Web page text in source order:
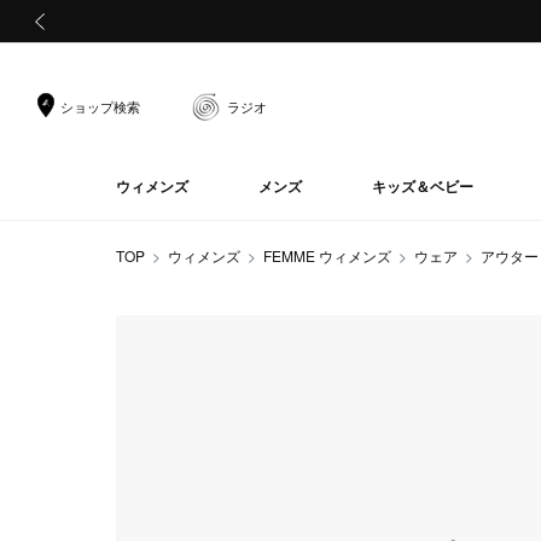
ショップ検索 ラジオ
ウィメンズ メンズ キッズ＆ベビー
TOP ウィメンズ FEMME ウィメンズ ウェア アウター